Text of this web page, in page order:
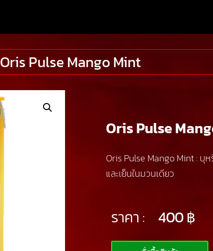
Oris Pulse Mango Mint
Oris Pulse
Oris Pulse Mango Mint :
และเย็นในมวนเดียว
ราคา : 400฿